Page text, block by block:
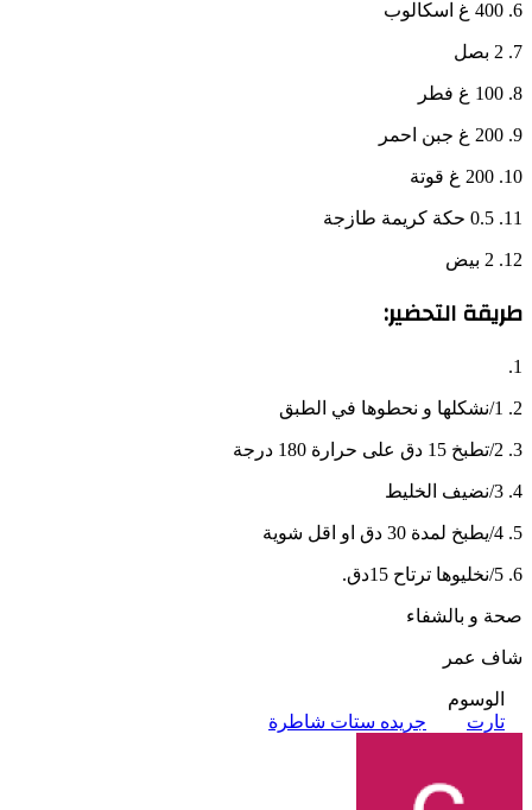
6. 400 غ اسكالوب
7. 2 بصل
8. 100 غ فطر
9. 200 غ جبن احمر
10. 200 غ قوتة
11. 0.5 حكة كريمة طازجة
12. 2 بيض
طريقة التحضير:
1.
2. 1/نشكلها و نحطوها في الطبق
3. 2/تطبخ 15 دق على حرارة 180 درجة
4. 3/نضيف الخليط
5. 4/يطبخ لمدة 30 دق او اقل شوية
6. 5/نخليوها ترتاح 15دق.
صحة و بالشفاء
شاف عمر
الوسوم
تارت
جريده ستات شاطرة